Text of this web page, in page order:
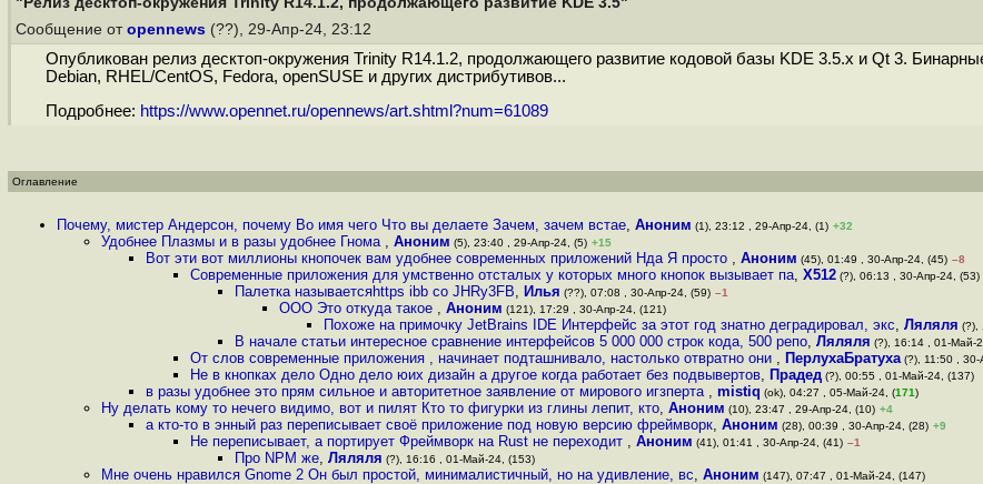
Сообщение от opennews (??), 29-Апр-24, 23:12
Опубликован релиз десктоп-окружения Trinity R14.1.2, продолжающего развитие кодовой базы KDE 3.5.x и Qt 3.
Debian, RHEL/CentOS, Fedora, openSUSE и других дистрибутивов...
Подробнее: https://www.opennet.ru/opennews/art.shtml?num=61089
Оглавление
Почему, мистер Андерсон, почему Во имя чего Что вы делаете Зачем, зачем встае, Аноним (1), 23:12 , 29-Апр-24, (1) +32
Удобнее Плазмы и в разы удобнее Гнома , Аноним (5), 23:40 , 29-Апр-24, (5) +15
Вот эти вот миллионы кнопочек вам удобнее современных приложений Нда Я просто , Аноним (45), 01:49 , 30-Апр-24, (45) –8
Современные приложения для умственно отсталых у которых много кнопок вызывает па, X512 (?), 06:13 , 30-Апр-24, (53)
Палетка называетсяhttps ibb co JHRy3FB, Илья (??), 07:08 , 30-Апр-24, (59) –1
ООО Это откуда такое , Аноним (121), 17:29 , 30-Апр-24, (121)
Похоже на примочку JetBrains IDE Интерфейс за этот год знатно деградировал, экс, Ляляля (?),
В начале статьи интересное сравнение интерфейсов 5 000 000 строк кода, 500 репо, Ляляля (?), 16:14 , 01-Май-
От слов современные приложения , начинает подташнивало, настолько отвратно они , ПерлухаБратуха (?), 11:50 , 30-
Не в кнопках дело Одно дело юих дизайн а другое когда работает без подвывертов, Прадед (?), 00:55 , 01-Май-24, (137)
в разы удобнее это прям сильное и авторитетное заявление от мирового игзперта , mistiq (ok), 04:27 , 05-Май-24, (171)
Ну делать кому то нечего видимо, вот и пилят Кто то фигурки из глины лепит, кто, Аноним (10), 23:47 , 29-Апр-24, (10) +4
а кто-то в энный раз переписывает своё приложение под новую версию фреймворк, Аноним (28), 00:39 , 30-Апр-24, (28) +9
Не переписывает, а портирует Фреймворк на Rust не переходит , Аноним (41), 01:41 , 30-Апр-24, (41) –1
Про NPM же, Ляляля (?), 16:16 , 01-Май-24, (153)
Мне очень нравился Gnome 2 Он был простой, минималистичный, но на удивление, вс, Аноним (147), 07:47 , 01-Май-24, (147)